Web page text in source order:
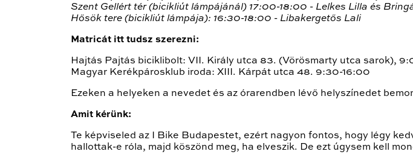
Szent Gellért tér (bicikliút lámpájánál) 17:00-18:00 - Lelkes Lilla és
Hősök tere (bicikliút lámpája): 16:30-18:00 - Libakergetős Lali
Matricát itt tudsz szerezni:
Hajtás Pajtás biciklibolt: VII. Király utca 83. (Vörösmarty utca sarok),
Magyar Kerékpárosklub iroda: XIII. Kárpát utca 48. 9:30-16:00
Ezeken a helyeken a nevedet és az órarendben lévő helyszínedet
Amit kérünk:
Te képviseled az I Bike Budapestet, ezért nagyon fontos, hogy légy
hallottak-e róla, majd köszönd meg, ha elveszik. De ezt úgysem kell